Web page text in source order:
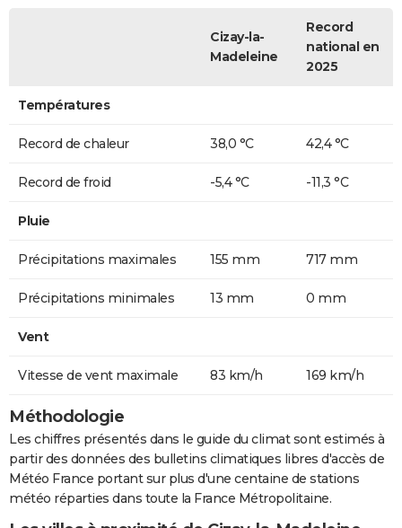
Cizay-la-
Madeleine
Record
national en
2025
Températures
Record de chaleur 38,0 °C 42,4 °C
Record de froid -5,4 °C -11,3 °C
Pluie
Précipitations maximales 155 mm 717 mm
Précipitations minimales 13 mm 0 mm
Vent
Vitesse de vent maximale 83 km/h 169 km/h
Méthodologie
Les chiffres présentés dans le guide du climat sont estimés à
partir des données des bulletins climatiques libres d'accès de
Météo France portant sur plus d'une centaine de stations
météo réparties dans toute la France Métropolitaine.